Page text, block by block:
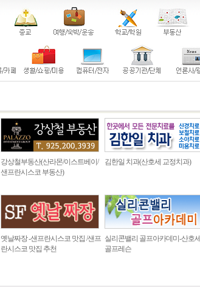
강상철부동산(산라몬/이스트베이/
샌프란시스코 부동산)
김한일 치과(산호세 교정치과)
옛날짜장 -샌프란시스코 맛집 /샌프
란시스코 맛집 추천
실리콘밸리 골프아카데미-산호세
골프레슨